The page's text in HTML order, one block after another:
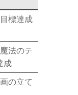
標達成
法のテ
成
の立て